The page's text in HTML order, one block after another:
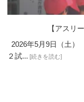
【アスリ
2026年5月9日（土
２試... [続きを読む]